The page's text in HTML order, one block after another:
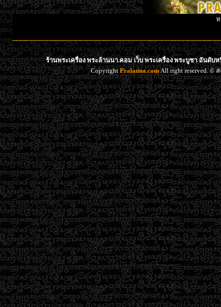
ร้านพระเครื่อง พระล้านนา.คอม เว็บ พระเครื่อง พระบูชา อันดับ
CopyrightPralanna.comAll right reserved. ©